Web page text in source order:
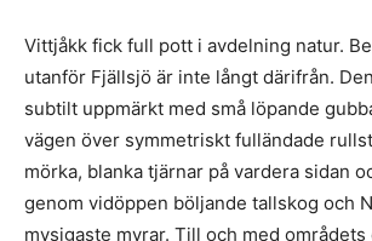
Vittjåkk fick full pott i avdelning natur.
utanför Fjällsjö är inte långt därifrån.
subtilt uppmärkt med små löpande
vägen över symmetriskt fulländade
mörka, blanka tjärnar på vardera sidan
genom vidöppen böljande tallskog och
mysigaste myrar. Till och med områdets